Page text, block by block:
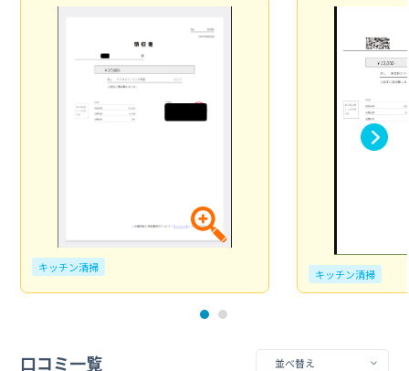
キッチン清掃 キッチン清掃
口コミ一覧